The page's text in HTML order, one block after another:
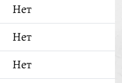
Нет
Нет
Нет